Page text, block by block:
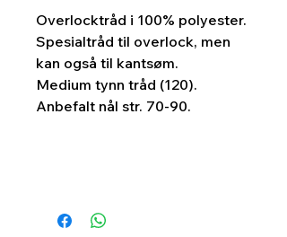
Overlocktråd i 100% polyester.
Spesialtråd til overlock, men
kan også til kantsøm.
Medium tynn tråd (120).
Anbefalt nål str. 70-90.